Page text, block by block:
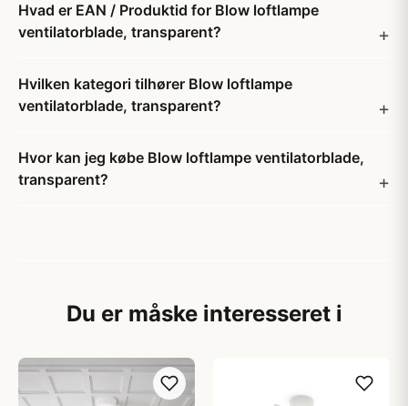
Hvad er EAN / Produktid for Blow loftlampe
ventilatorblade, transparent?
Hvilken kategori tilhører Blow loftlampe
ventilatorblade, transparent?
Hvor kan jeg købe Blow loftlampe ventilatorblade,
transparent?
Du er måske interesseret i